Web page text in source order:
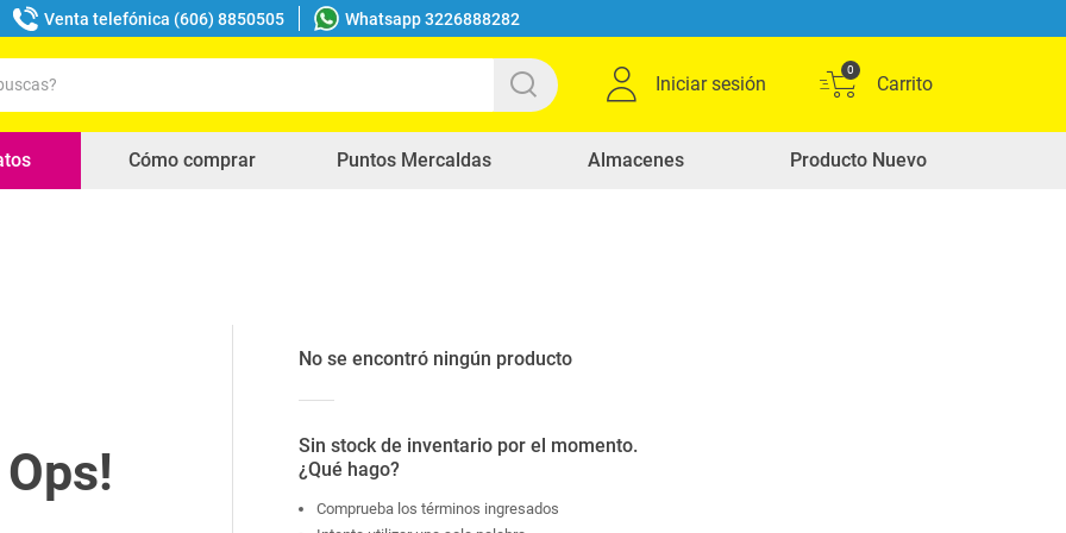
Venta telefónica (606) 8850505 Whatsapp 3226888282
Iniciar sesión
0
Cómo comprar Puntos Mercaldas Almacenes Producto Nuevo
No se encontró ningún producto
Sin stock de inventario por el momento.
¿Qué hago?
Comprueba los términos ingresados
buscados